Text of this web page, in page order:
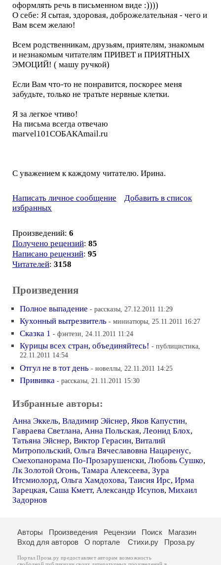
оформлять речь в письменном виде :))))
О себе: Я сытая, здоровая, доброжелательная - чего и
Вам всем желаю!
Всем родственникам, друзьям, приятелям, знакомым
и незнакомым читателям ПРИВЕТ и ПРИЯТНЫХ
ЭМОЦИЙ! ( машу ручкой)
Если Вам что-то не понравится, поскорее меня
забудьте, только не тратьте нервные клетки.
Я за легкое чтиво!
На письма всегда отвечаю
marvel101СОБАКАmail.ru
С уважением к каждому читателю. Ирина.
Написать личное сообщение
Добавить в список
избранных
Произведений: 6
Получено рецензий: 85
Написано рецензий: 95
Читателей: 3158
Произведения
Полное выпадение - рассказы, 27.12.2011 11:29
Кухонный вытрезвитель - миниатюры, 25.11.2011 16:27
Сказка 1 - фэнтези, 24.11.2011 11:24
Курицы всех стран, объединяйтесь! - публицистика,
22.11.2011 14:54
Отгул не в тот день - новеллы, 22.11.2011 14:25
Прививка - рассказы, 21.11.2011 15:30
Избранные авторы:
Анна Эккель, Владимир Эйснер, Яков Капустин,
Гавраева Светлана, Анна Польская, Леонид Блох,
Татьяна Эйснер, Виктор Герасин, Виталий
Митропольский, Ольга Вячеславовна Нацаренус,
Смехопанорама По-Прозарушенски, Любовь Сушко,
Лк Золотой Огонь, Тамара Алексеева, Зура
Итсмиолорд, Ольга Хамдохова, Таисия Ирс, Ирма
Зарецкая, Саша Кметт, Александр Исупов, Михаил
Задорнов
Авторы Произведения Рецензии Поиск
Магазин
Вход для авторов
О портале Стихи.ру Проза.ру
Портал Проза.ру предоставляет авторам возможность